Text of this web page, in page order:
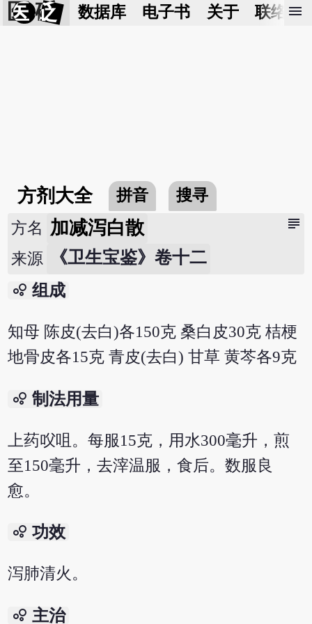
医 砭 数据库 电子书 关于 联络我
menu
方剂大全 拼音 搜寻
subject
方名 加减泻白散
来源 《卫生宝鉴》卷十二
bubble_chart 组成
知母 陈皮(去白)各150克 桑白皮30克 桔梗
地骨皮各15克 青皮(去白) 甘草 黄芩各9克
bubble_chart 制法用量
上药㕮咀。每服15克，用水300毫升，煎
至150毫升，去滓温服，食后。数服良
愈。
bubble_chart 功效
泻肺清火。
bubble_chart 主治